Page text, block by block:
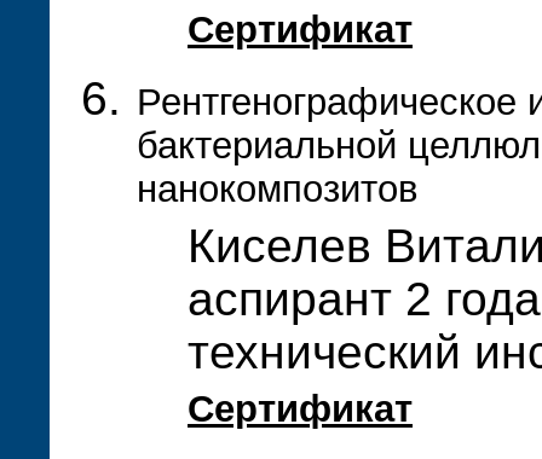
Сертификат
Рентгенографическое
бактериальной
нанокомпозитов
Киселев
аспирант 2
технический
Сертификат